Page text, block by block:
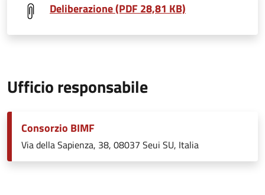
Deliberazione (PDF 28,81 KB)
Ufficio responsabile
Consorzio BIMF
Via della Sapienza, 38, 08037 Seui SU, Italia